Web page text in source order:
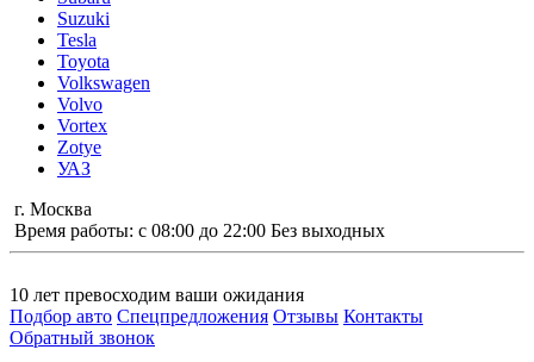
Suzuki
Tesla
Toyota
Volkswagen
Volvo
Vortex
Zotye
УАЗ
г. Москва
Время работы: с 08:00 до 22:00 Без выходных
10 лет превосходим ваши ожидания
Подбор авто Спецпредложения Отзывы Контакты
Обратный звонок